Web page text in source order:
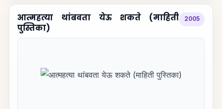
आत्महत्या थांबवता येऊ शकते (माहिती
पुस्तिका)
2005